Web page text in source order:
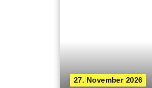
27. November 2026